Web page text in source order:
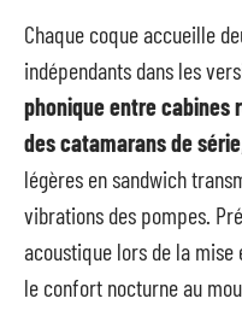
Chaque coque accueille
indépendants dans les
phonique entre
des catamarans de série
légères en sandwich
vibrations des pompes.
acoustique lors de la
le confort nocturne au